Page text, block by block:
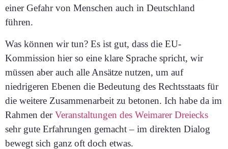
einer Gefahr von Menschen auch in Deutschland
führen.
Was können wir tun? Es ist gut, dass die EU-
Kommission hier so eine klare Sprache spricht, wir
müssen aber auch alle Ansätze nutzen, um auf
niedrigeren Ebenen die Bedeutung des Rechtsstaats für
die weitere Zusammenarbeit zu betonen. Ich habe da im
Rahmen derVeranstaltungen des Weimarer Dreiecks
sehr gute Erfahrungen gemacht – im direkten Dialog
bewegt sich ganz oft doch etwas.